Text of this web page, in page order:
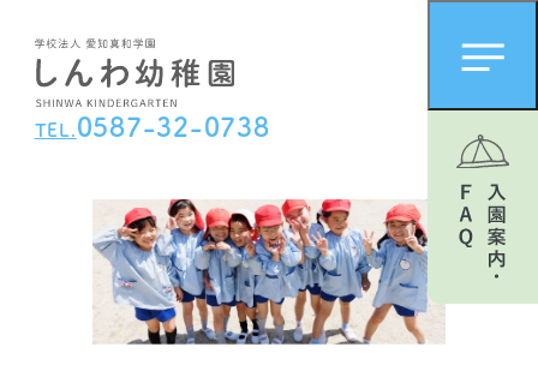
TEL. 0587-32-0738